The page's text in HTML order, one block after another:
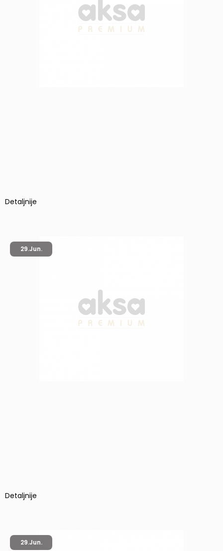
Detaljnije
29.Jun.
Detaljnije
29.Jun.